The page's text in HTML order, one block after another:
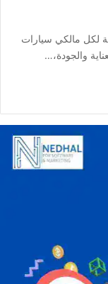
لكل مالكي سيارات
والجودة،…